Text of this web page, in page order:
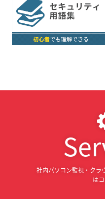
社内パソコン監視・クラ
は